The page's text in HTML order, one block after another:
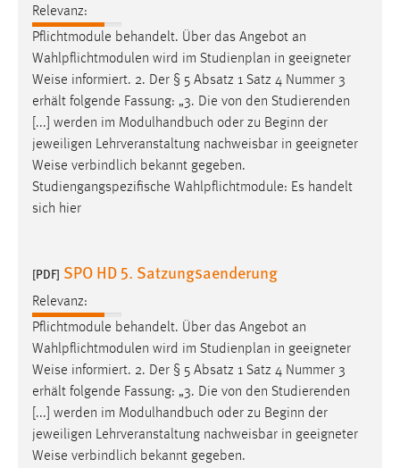
Relevanz:
Pflichtmodule behandelt. Über das Angebot an
Wahlpflichtmodulen wird im Studienplan in geeigneter
Weise informiert. 2. Der § 5 Absatz 1 Satz 4 Nummer 3
erhält folgende Fassung: „3. Die von den Studierenden
[...] werden im Modulhandbuch oder zu Beginn der
jeweiligen Lehrveranstaltung nachweisbar in geeigneter
Weise verbindlich bekannt gegeben.
Studiengangspezifische Wahlpflichtmodule: Es handelt
sich hier
[PDF] SPO HD 5. Satzungsaenderung
Relevanz:
Pflichtmodule behandelt. Über das Angebot an
Wahlpflichtmodulen wird im Studienplan in geeigneter
Weise informiert. 2. Der § 5 Absatz 1 Satz 4 Nummer 3
erhält folgende Fassung: „3. Die von den Studierenden
[...] werden im Modulhandbuch oder zu Beginn der
jeweiligen Lehrveranstaltung nachweisbar in geeigneter
Weise verbindlich bekannt gegeben.